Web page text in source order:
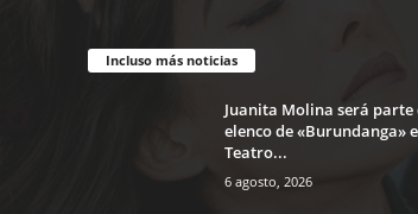
Incluso más noticias
Juanita Molina será parte
elenco de «Burundanga»
Teatro...
6 agosto, 2026